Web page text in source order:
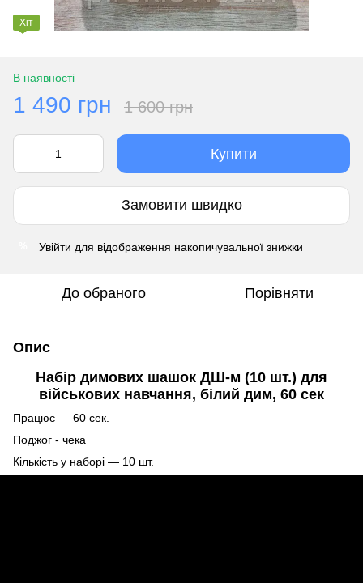
Хіт
В наявності
1 490 грн 1 600 грн
Купити
Замовити швидко
Увійти для відображення накопичувальної знижки
До обраного Порівняти
Опис
Набір димових шашок ДШ-м (10 шт.) для
військових навчання, білий дим, 60 сек
Працює — 60 сек.
Поджог - чека
Кількість у наборі — 10 шт.